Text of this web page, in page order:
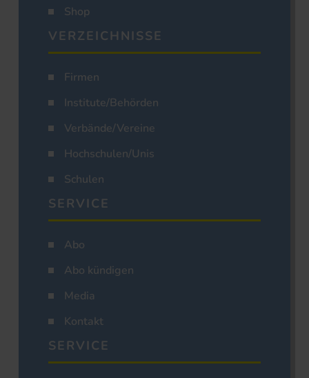
Shop
VERZEICHNISSE
Firmen
Institute/Behörden
Verbände/Vereine
Hochschulen/Unis
Schulen
SERVICE
Abo
Abo kündigen
Media
Kontakt
SERVICE